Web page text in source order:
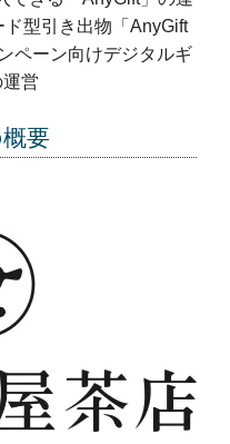
型引き出物「AnyGift
ペーン向けデジタルギ
営
要